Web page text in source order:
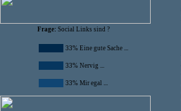
Frage: Social Links sind ?
33% Eine gute Sache ...
33% Nervig ...
33% Mir egal ...